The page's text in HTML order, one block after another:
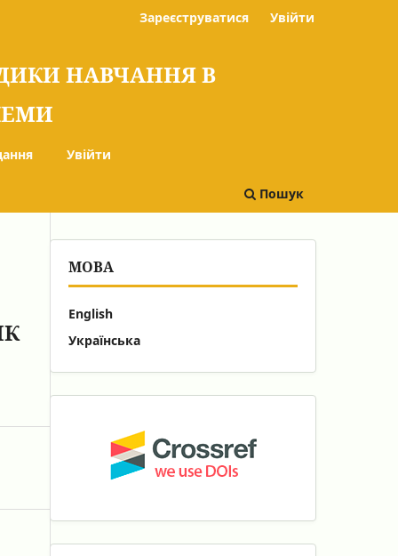
НАВЧАННЯ В
Увійти
Пошук
Зареєструватися Увійти
МОВА
English
Українська